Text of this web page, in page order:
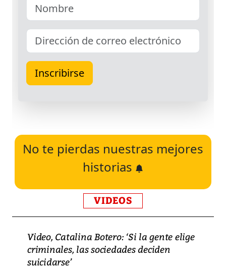
No te pierdas nuestras mejores
historias
VIDEOS
Video, Catalina Botero: ‘Si la gente elige
criminales, las sociedades deciden
suicidarse’